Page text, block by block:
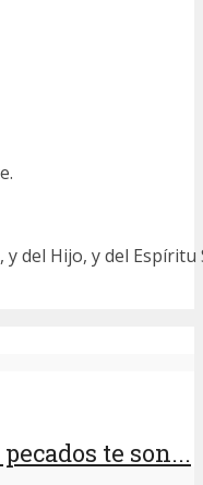
del Hijo, y del Espíritu
te son...